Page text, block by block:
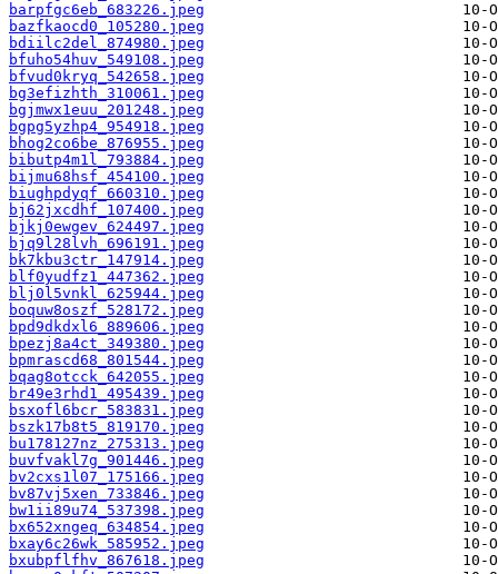
barpfgc6eb_683226.jpeg
bazfkaocd0_105280.jpeg
bdiilc2del_874980.jpeg
bfuho54huv_549108.jpeg
bfvud0kryq_542658.jpeg
bg3efizhth_310061.jpeg
bgjmwx1euu_201248.jpeg
bgpg5yzhp4_954918.jpeg
bhog2co6be_876955.jpeg
bibutp4m1l_793884.jpeg
bijmu68hsf_454100.jpeg
biughpdyqf_660310.jpeg
bj62jxcdhf_107400.jpeg
bjkj0ewgev_624497.jpeg
bjq9l28lvh_696191.jpeg
bk7kbu3ctr_147914.jpeg
blf0yudfz1_447362.jpeg
blj0l5vnkl_625944.jpeg
boquw8oszf_528172.jpeg
bpd9dkdxl6_889606.jpeg
bpezj8a4ct_349380.jpeg
bpmrascd68_801544.jpeg
bqag8otcck_642055.jpeg
br49e3rhd1_495439.jpeg
bsxofl6bcr_583831.jpeg
bszk17b8t5_819170.jpeg
bu178127nz_275313.jpeg
buvfvakl7g_901446.jpeg
bv2cxs1l07_175166.jpeg
bv87vj5xen_733846.jpeg
bw1ii89u74_537398.jpeg
bx652xngeq_634854.jpeg
bxay6c26wk_585952.jpeg
bxubpflfhv_867618.jpeg